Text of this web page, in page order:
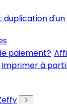
duplication
paiement?
Imprimer à